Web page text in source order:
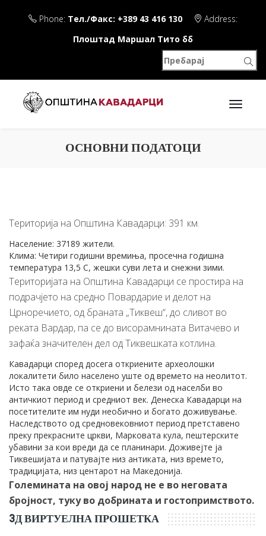
Phone: Тел./Факс: +389 43 416 130
Address:
Плоштад Маршал Тито бб
ОСНОВНИ ПОДАТОЦИ
Територија на Општина Кавадарци: 391 км.
Население: 37189 жители.
Клима: Четири годишни времиња, просечна годишна
температура 13,5 C, жешки суви лета и снежни зими.
Територијата на Општина Кавадарци се простира на
подрачјето на средно Повардарие и делот на
Црноречието, од браната „Тиквеш“, до сливот во
реката Вардар, па се до висорамнината Витачево и
зафаќа значителен дел од Тиквешката котлина.
Кавадарци според досега откриените археолошки
локалитети било населено уште од времето на неолитот.
Исто така овде се откриени и белези од населби во
античкиот период и средниот век. Денеска Кавадарци на
посетителите им нуди необично и богато доживување.
Наследството од средновековниот период претставено
преку прекрасните цркви, Марковата кула, пештерските
убавини за кои вреди да се планинари. Доживејте ја
Тиквешијата и патувајте низ антиката, низ времето,
традицијата, низ центарот на Македонија.
Големината на овој народ не е во неговата
бројност, туку во добрината и гостопримството.
3Д ВИРТУЕЛНА ПРОШЕТКА